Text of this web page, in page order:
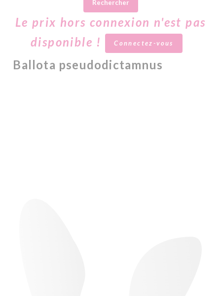
Rechercher
Le prix hors connexion n'est pas
disponible !
Connectez-vous
Ballota pseudodictamnus